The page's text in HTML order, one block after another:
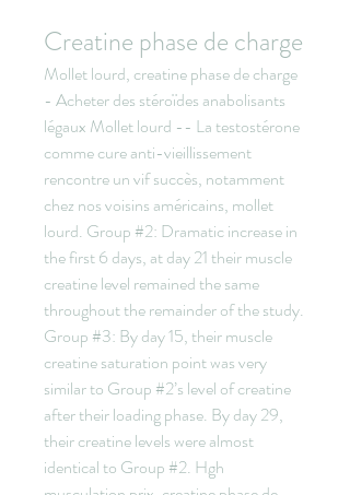
Creatine phase de charge
Mollet lourd, creatine phase de charge
- Acheter des stéroïdes anabolisants
légaux Mollet lourd -- La testostérone
comme cure anti-vieillissement
rencontre un vif succès, notamment
chez nos voisins américains, mollet
lourd. Group #2: Dramatic increase in
the first 6 days, at day 21 their muscle
creatine level remained the same
throughout the remainder of the study.
Group #3: By day 15, their muscle
creatine saturation point was very
similar to Group #2’s level of creatine
after their loading phase. By day 29,
their creatine levels were almost
identical to Group #2. Hgh